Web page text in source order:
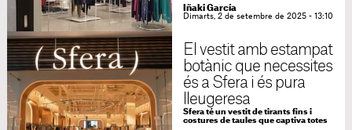
Iñaki García
Dimarts, 2 de setembre de 2025 - 13:10
El vestit amb estampat
botànic que necessites
és a Sfera i és pura
lleugeresa
Sfera té un vestit de tirants fins i
costures de taules que captiva totes